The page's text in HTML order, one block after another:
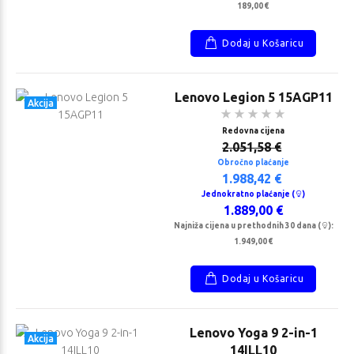
189,00 €
Dodaj u Košaricu
Akcija Lenovo Legion 5 15AGP11
Redovna cijena
2.051,58 €
Obročno plaćanje
1.988,42 €
Jednokratno plaćanje ( )
1.889,00 €
Najniža cijena u prethodnih 30 dana (
):
1.949,00 €
Dodaj u Košaricu
Akcija
Lenovo Yoga 9 2-in-1
14ILL10
UH7020C
Redovna cijena
Jednokratno
plaćanje (
39,00 €